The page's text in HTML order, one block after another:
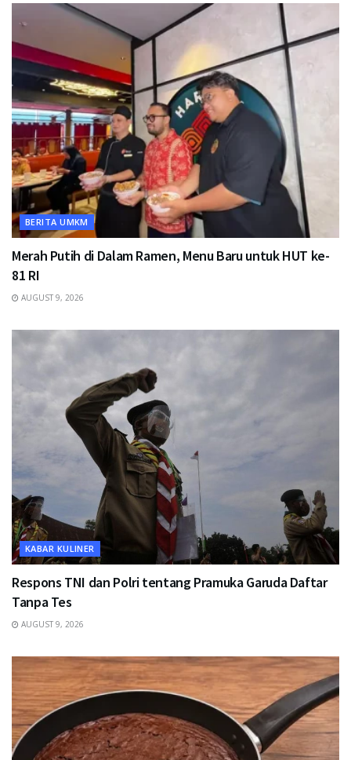
BERITA UMKM
Merah Putih di Dalam Ramen, Menu Baru untuk HUT ke-
81 RI
AUGUST 9, 2026
KABAR KULINER
Respons TNI dan Polri tentang Pramuka Garuda Daftar
Tanpa Tes
AUGUST 9, 2026